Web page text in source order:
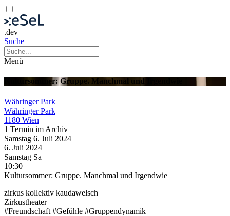
.dev
Suche
Menü
Kultursommer: Gruppe. Manchmal und Irgendwie
Währinger Park
Währinger Park
1180 Wien
1 Termin im Archiv
Samstag 6. Juli 2024
6. Juli 2024
Samstag Sa
10:30
Kultursommer: Gruppe. Manchmal und Irgendwie
zirkus kollektiv kaudawelsch
Zirkustheater
#Freundschaft #Gefühle #Gruppendynamik